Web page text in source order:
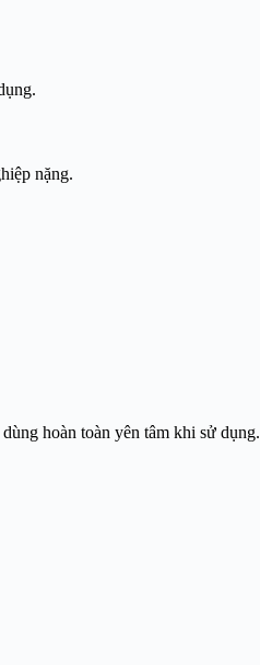
nặng.
hoàn toàn yên tâm khi sử dụng.